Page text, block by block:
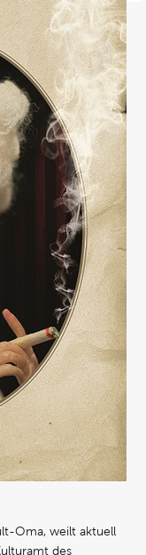
Oma, weilt aktuell
des